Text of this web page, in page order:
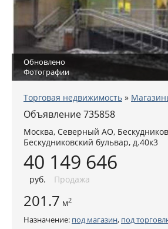
Обновлено
Фотографии
Торговая недвижимость »
Объявление 735858
Москва, Северный АО,
Бескудниковский бульвар, д.40к3
40 149 646
руб. Продажа
201.7 м2
Назначение: под магазин, под